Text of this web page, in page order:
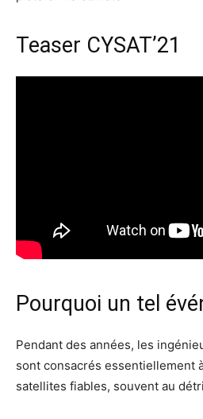
Teaser CYSAT’21
Pourquoi un tel
Pendant des années, les
sont consacrés essentiellement
satellites fiables, souvent au